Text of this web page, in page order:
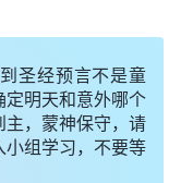
圣经预言不是童
明天和意外哪个
主，蒙神保守，请
组学习，不要等